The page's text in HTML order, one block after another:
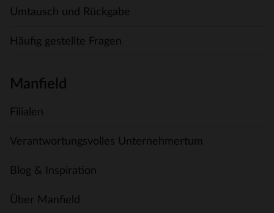
Umtausch und Rückgabe
Häufig gestellte Fragen
Manfield
Filialen
Verantwortungsvolles Unternehmertum
Blog & Inspiration
Über Manfield